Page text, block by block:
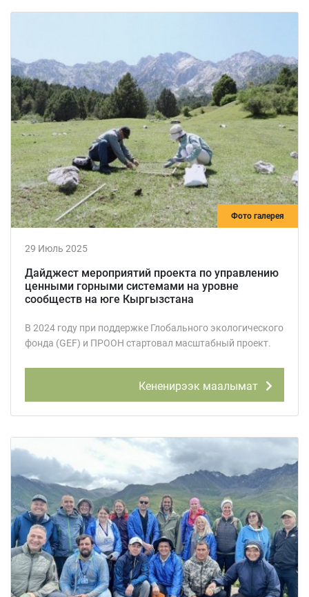
Фото галерея
29 Июль 2025
Дайджест мероприятий проекта по управлению
ценными горными системами на уровне
сообществ на юге Кыргызстана
В 2024 году при поддержке Глобального экологического
фонда (GEF) и ПРООН стартовал масштабный проект.
Кененирээк маалымат